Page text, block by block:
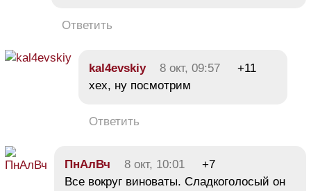
Ответить
kal4evskiy 8 окт, 09:57
+11
хех, ну посмотрим
Ответить
ПнАлВч 8 окт, 10:01
+7
Все вокруг виноваты. Сладкоголосый он